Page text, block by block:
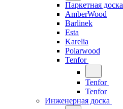
Паркетная доска
AmberWood
Barlinek
Esta
Karelia
Polarwood
Tenfor
Tenfor
Tenfor
Инженерная доска